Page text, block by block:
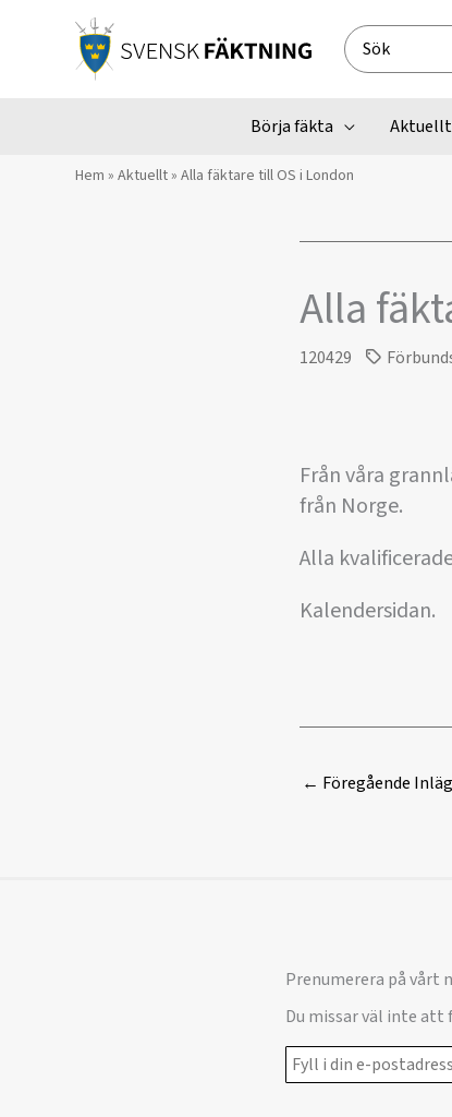
Search
for:
Börja fäkta Aktuellt
Hem » Aktuellt» Alla fäktare till OS i London
Alla
120429
Från våra
från Norge.
Alla
Kalendersidan.
← Föregående
Prenumerera på vårt
Du missar väl inte att